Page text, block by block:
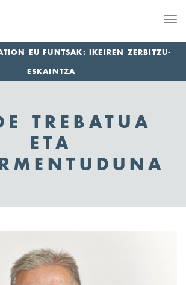
EU FUNTSAK: IKEIREN ZERBITZU-
ESKAINTZA
TREBATUA
ETA